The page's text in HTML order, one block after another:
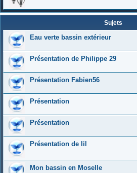
Sujets
Eau verte bassin extérieur
Présentation de Philippe 29
Présentation Fabien56
Présentation
Présentation
Présentation de lil
Mon bassin en Moselle